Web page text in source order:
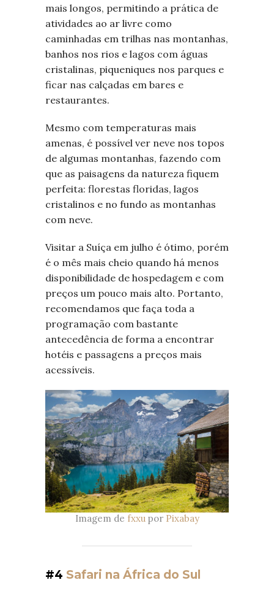
mais longos, permitindo a prática de
atividades ao ar livre como
caminhadas em trilhas nas montanhas,
banhos nos rios e lagos com águas
cristalinas, piqueniques nos parques e
ficar nas calçadas em bares e
restaurantes.
Mesmo com temperaturas mais
amenas, é possível ver neve nos topos
de algumas montanhas, fazendo com
que as paisagens da natureza fiquem
perfeita: florestas floridas, lagos
cristalinos e no fundo as montanhas
com neve.
Visitar a Suíça em julho é ótimo, porém
é o mês mais cheio quando há menos
disponibilidade de hospedagem e com
preços um pouco mais alto. Portanto,
recomendamos que faça toda a
programação com bastante
antecedência de forma a encontrar
hotéis e passagens a preços mais
acessíveis.
Imagem de fxxupor Pixabay
#4 Safari na África do Sul